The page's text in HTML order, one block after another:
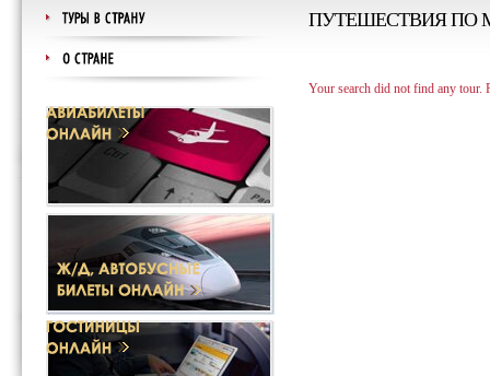
ПУТЕШЕСТВИЯ ПО
Your search did not find any tour.